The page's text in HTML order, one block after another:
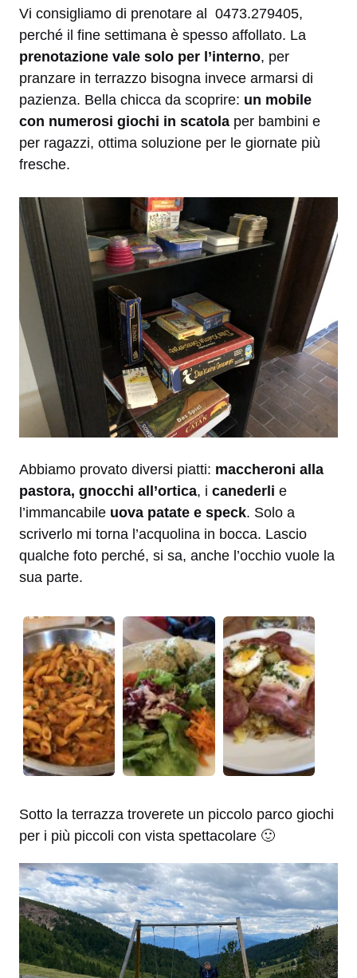
Vi consigliamo di prenotare al 0473.279405,
perché il fine settimana è spesso affollato. La
prenotazione vale solo per l’interno, per
pranzare in terrazzo bisogna invece armarsi di
pazienza. Bella chicca da scoprire: un mobile
con numerosi giochi in scatola per bambini e
per ragazzi, ottima soluzione per le giornate più
fresche.
Abbiamo provato diversi piatti: maccheroni alla
pastora, gnocchi all’ortica, i canederli e
l’immancabile uova patate e speck. Solo a
scriverlo mi torna l’acquolina in bocca. Lascio
qualche foto perché, si sa, anche l’occhio vuole la
sua parte.
Sotto la terrazza troverete un piccolo parco giochi
per i più piccoli con vista spettacolare 🙂